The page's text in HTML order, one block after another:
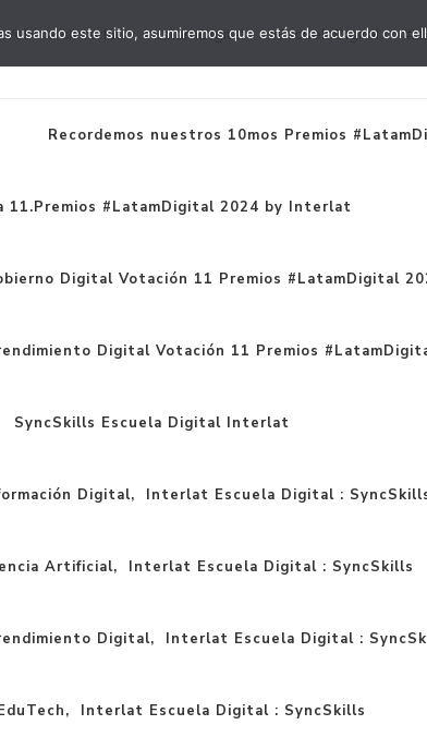
#LatamDigital #EscuelaDigital
Recordemos nuestros 10mos Premios
11.Premios #LatamDigital 2024 by Interlat
Digital Votación 11 Premios #LatamDigital
Digital Votación 11 Premios
SyncSkills Escuela Digital Interlat
Digital, Interlat Escuela Digital :
Artificial, Interlat Escuela Digital : SyncSkills
Digital, Interlat Escuela Digital :
Interlat Escuela Digital : SyncSkills
usando este sitio, asumiremos que estás de acuerdo con